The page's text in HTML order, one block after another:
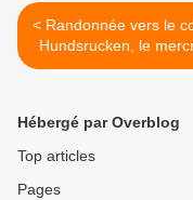
< Randonnée vers le col du
Hundsrucken, le mercredi
27 novembre 2019
Hébergé par Overblog
Top articles
Pages